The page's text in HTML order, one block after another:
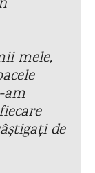
mele,
am
de